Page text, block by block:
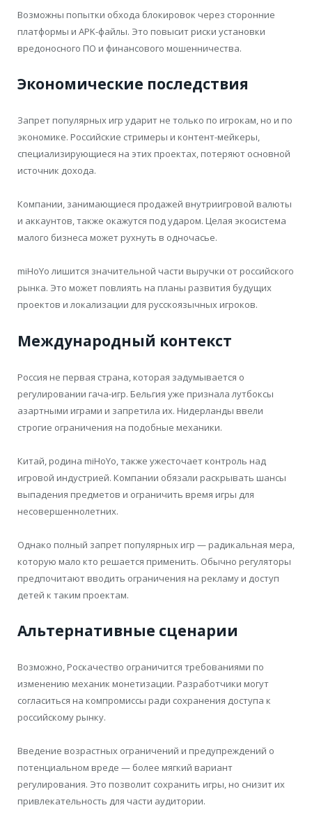
Возможны попытки обхода блокировок через сторонние
платформы и APK-файлы. Это повысит риски установки
вредоносного ПО и финансового мошенничества.
Экономические последствия
Запрет популярных игр ударит не только по игрокам, но и по
экономике. Российские стримеры и контент-мейкеры,
специализирующиеся на этих проектах, потеряют основной
источник дохода.
Компании, занимающиеся продажей внутриигровой валюты
и аккаунтов, также окажутся под ударом. Целая экосистема
малого бизнеса может рухнуть в одночасье.
miHoYo лишится значительной части выручки от российского
рынка. Это может повлиять на планы развития будущих
проектов и локализации для русскоязычных игроков.
Международный контекст
Россия не первая страна, которая задумывается о
регулировании гача-игр. Бельгия уже признала лутбоксы
азартными играми и запретила их. Нидерланды ввели
строгие ограничения на подобные механики.
Китай, родина miHoYo, также ужесточает контроль над
игровой индустрией. Компании обязали раскрывать шансы
выпадения предметов и ограничить время игры для
несовершеннолетних.
Однако полный запрет популярных игр — радикальная мера,
которую мало кто решается применить. Обычно регуляторы
предпочитают вводить ограничения на рекламу и доступ
детей к таким проектам.
Альтернативные сценарии
Возможно, Роскачество ограничится требованиями по
изменению механик монетизации. Разработчики могут
согласиться на компромиссы ради сохранения доступа к
российскому рынку.
Введение возрастных ограничений и предупреждений о
потенциальном вреде — более мягкий вариант
регулирования. Это позволит сохранить игры, но снизит их
привлекательность для части аудитории.